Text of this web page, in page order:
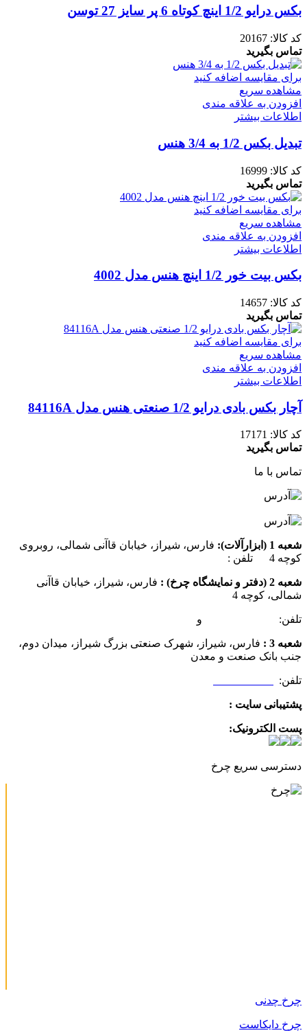
بکس درایو 1/2 اینچ کوتاه 6 پر سایز 27 توسن
کد کالا: 20167
تماس بگیرید
برای مقایسه اضافه کنید
مشاهده سریع
افزودن به علاقه مندی
اطلاعات بیشتر
تبدیل بکس 1/2 به 3/4 هنس
کد کالا: 16999
تماس بگیرید
برای مقایسه اضافه کنید
مشاهده سریع
افزودن به علاقه مندی
اطلاعات بیشتر
بکس بیت خور 1/2 اینچ هنس مدل 4002
کد کالا: 14657
تماس بگیرید
برای مقایسه اضافه کنید
مشاهده سریع
افزودن به علاقه مندی
اطلاعات بیشتر
آچار بکس بادی درایو 1/2 صنعتی هنس مدل 84116A
کد کالا: 17171
تماس بگیرید
تماس با ما
شعبه 1 (ابزارآلات):
فارس، شیراز، خیابان قاآنی شمالی، روبروی
کوچه 4 تلفن :
شعبه 2 (دفتر و نمایشگاه چرخ) :
فارس، شیراز، خیابان قاآنی
شمالی، کوچه 4
تلفن: و
شعبه 3 :
فارس، شیراز، شهرک صنعتی بزرگ شیراز، میدان دوم،
جنب بانک صنعت و معدن
تلفن:
پشتیبانی سایت :
پست الکترونیک:
دسترسی سریع چرخ
چرخ چدنی
چرخ دایکاست